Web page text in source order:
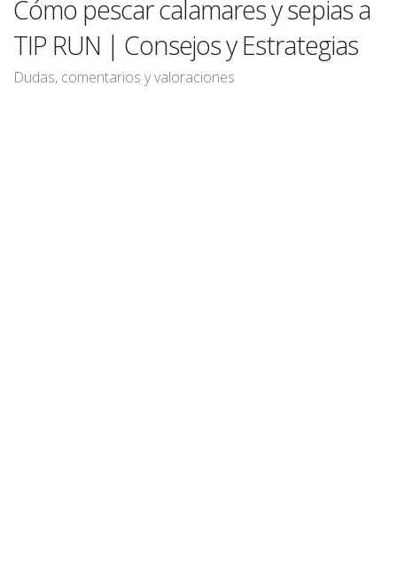
Cómo pescar calamares y sepias a
TIP RUN | Consejos y Estrategias
Dudas, comentarios y valoraciones